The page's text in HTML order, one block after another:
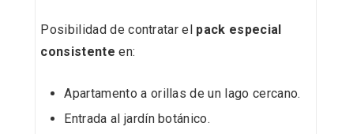
Posibilidad de contratar el pack especial
consistente en:
Apartamento a orillas de un lago cercano.
Entrada al jardín botánico.